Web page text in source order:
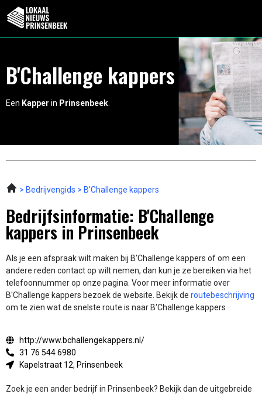
B'Challenge kappers
Een Kapper in Prinsenbeek
Bedrijvengids B’Challenge kappers
Bedrijfsinformatie: B'Challenge
kappers in Prinsenbeek
Als je een afspraak wilt maken bij B'Challenge kappers of om een
andere reden contact op wilt nemen, dan kun je ze bereiken via het
telefoonnummer op onze pagina. Voor meer informatie over
B'Challenge kappers bezoek de website. Bekijk de routebeschrijving
om te zien wat de snelste route is naar B'Challenge kappers
http://www.bchallengekappers.nl/
31 76 544 6980
Kapelstraat 12, Prinsenbeek
Zoek je een ander bedrijf in Prinsenbeek? Bekijk dan de uitgebreide